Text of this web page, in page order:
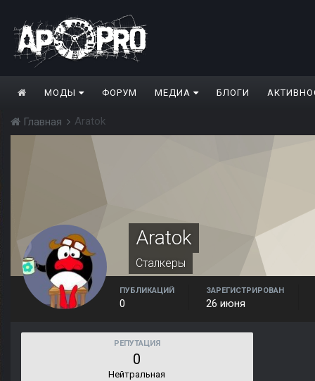
МОДЫ ФОРУМ МЕДИА БЛОГИ
Главная Aratok
Aratok
Сталкеры
ПУБЛИКАЦИЙ
0
ЗАРЕГИСТРИРОВАН
26 июня
РЕПУТАЦИЯ
0
Нейтральная